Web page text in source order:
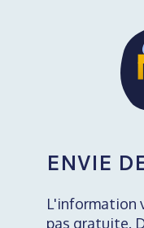
ENVIE
L'information
pas gratuite.